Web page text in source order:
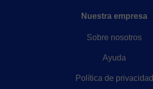
Nuestra empresa
Sobre nosotros
Ayuda
Política de privacidad